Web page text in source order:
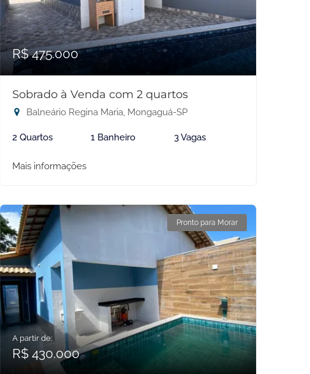
R$ 475.000
Sobrado à Venda com 2 quartos
Balneário Regina Maria, Mongaguá-SP
2 Quartos 1 Banheiro 3 Vagas
Mais informações
Pronto para Morar
A partir de:
R$ 430.000